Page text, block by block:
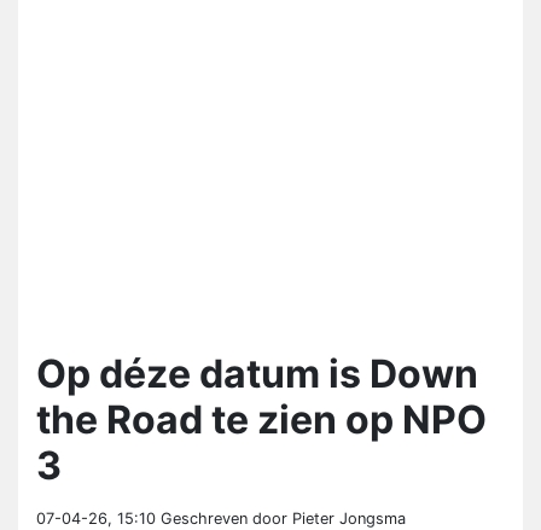
Op déze datum is Down
the Road te zien op NPO
3
07-04-26, 15:10 Geschreven door Pieter Jongsma